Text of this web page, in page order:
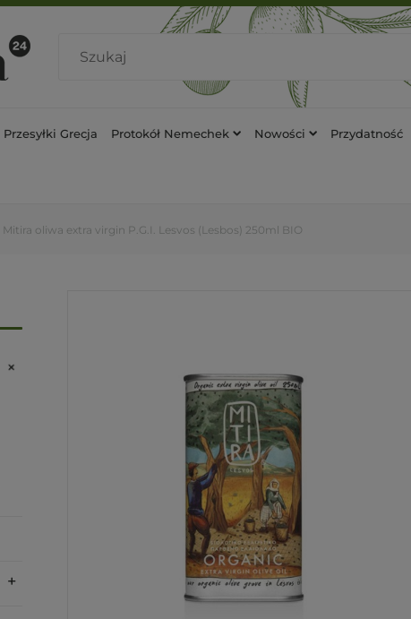
Przesyłki Grecja Protokół Nemechek Nowości Przydatność
Mitira oliwa extra virgin P.G.I. Lesvos (Lesbos) 250ml BIO